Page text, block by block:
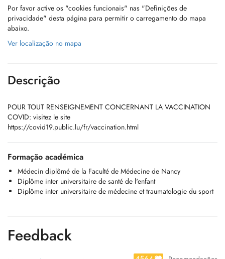
Por favor active os "cookies funcionais" nas "Definições de
privacidade" desta página para permitir o carregamento do mapa
abaixo.
Ver localização no mapa
Descrição
POUR TOUT RENSEIGNEMENT CONCERNANT LA VACCINATION
COVID: visitez le site
https://covid19.public.lu/fr/vaccination.html
Formação académica
Médecin diplômé de la Faculté de Médecine de Nancy
Diplôme inter universitaire de santé de l'enfant
Diplôme inter universitaire de médecine et traumatologie du sport
Feedback